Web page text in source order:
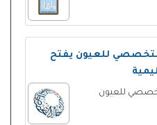
للعيون يفتح
للعيون